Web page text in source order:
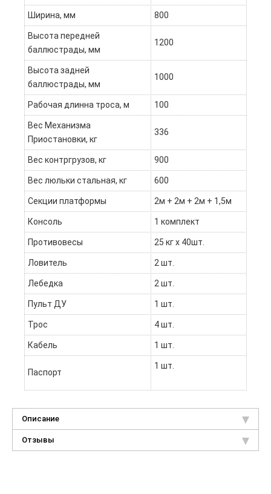
Ширина, мм 800
Высота передней
баллюстрады, мм
1200
Высота задней
баллюстрады, мм
1000
Рабочая длинна троса, м 100
Вес Механизма
Приостановки, кг
336
Вес контргрузов, кг 900
Вес люльки стальная, кг 600
Секции платформы 2м + 2м + 2м + 1,5м
Консоль 1 комплект
Противовесы 25 кг х 40шт.
Ловитель 2 шт.
Лебедка 2 шт.
Пульт ДУ 1 шт.
Трос 4 шт.
Кабель 1 шт.
Паспорт
1 шт.
Описание
Отзывы